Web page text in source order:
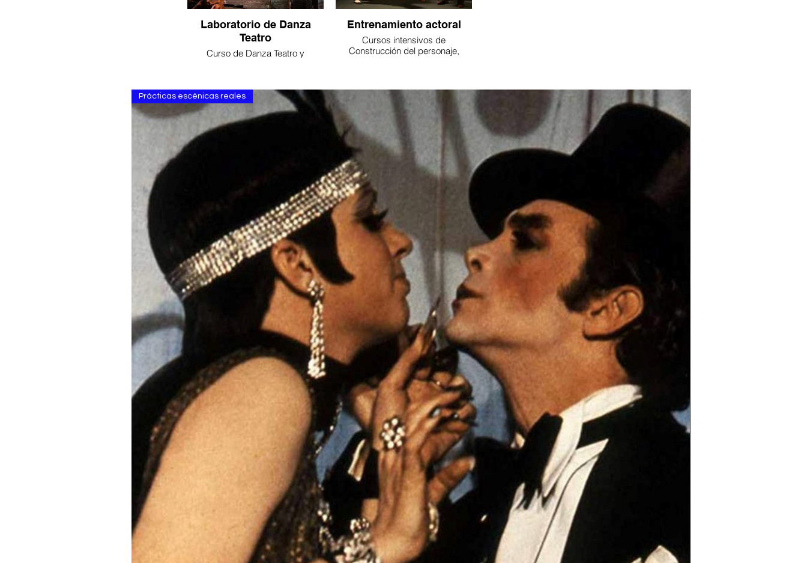
Laboratorio de Danza
Teatro
Curso de Danza Teatro y
Entrenamiento actoral
Cursos intensivos de
Construcción del personaje,
actorales.
Prácticas escénicas reales